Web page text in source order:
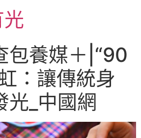
包養媒＋|“90
：讓傳統身
光_中國網